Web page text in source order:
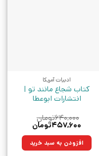
ادبیات آمریکا
کتاب شجاع مانند تو |
انتشارات ابوعطا
۶۴۰,۰۰۰تومان
قیمت
۶۴۰,۰۰۰تومان
بود.
۴۵۷,۶۰۰تومان
۴۵۷,۶۰۰تومان.افزودن به سبد خرید